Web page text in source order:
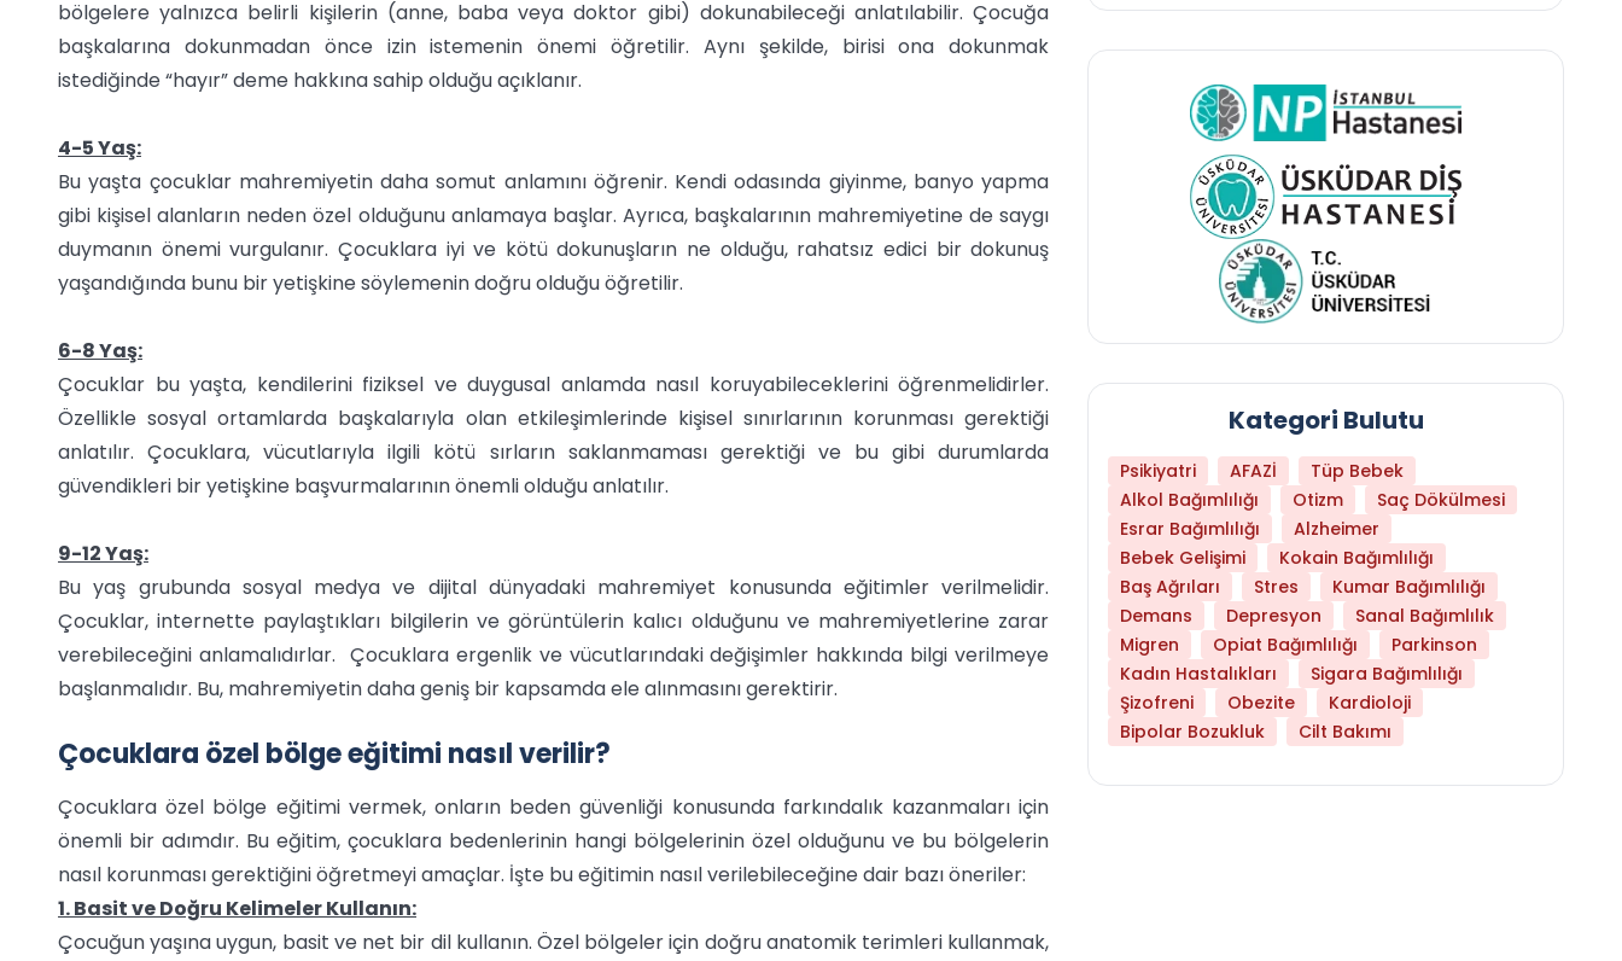
bölgelere yalnızca belirli kişilerin (anne, baba veya doktor gibi) dokunabileceği anlatılabilir. Çocuğa
başkalarına dokunmadan önce izin istemenin önemi öğretilir. Aynı şekilde, birisi ona dokunmak
istediğinde “hayır” deme hakkına sahip olduğu açıklanır.
4-5 Yaş:
Bu yaşta çocuklar mahremiyetin daha somut anlamını öğrenir. Kendi odasında giyinme, banyo yapma
gibi kişisel alanların neden özel olduğunu anlamaya başlar. Ayrıca, başkalarının mahremiyetine de saygı
duymanın önemi vurgulanır. Çocuklara iyi ve kötü dokunuşların ne olduğu, rahatsız edici bir dokunuş
yaşandığında bunu bir yetişkine söylemenin doğru olduğu öğretilir.
6-8 Yaş:
Çocuklar bu yaşta, kendilerini fiziksel ve duygusal anlamda nasıl koruyabileceklerini öğrenmelidirler.
Özellikle sosyal ortamlarda başkalarıyla olan etkileşimlerinde kişisel sınırlarının korunması gerektiği
anlatılır. Çocuklara, vücutlarıyla ilgili kötü sırların saklanmaması gerektiği ve bu gibi durumlarda
güvendikleri bir yetişkine başvurmalarının önemli olduğu anlatılır.
9-12 Yaş:
Bu yaş grubunda sosyal medya ve dijital dünyadaki mahremiyet konusunda eğitimler verilmelidir.
Çocuklar, internette paylaştıkları bilgilerin ve görüntülerin kalıcı olduğunu ve mahremiyetlerine zarar
verebileceğini anlamalıdırlar. Çocuklara ergenlik ve vücutlarındaki değişimler hakkında bilgi verilmeye
başlanmalıdır. Bu, mahremiyetin daha geniş bir kapsamda ele alınmasını gerektirir.
Çocuklara özel bölge eğitimi nasıl verilir?
Çocuklara özel bölge eğitimi vermek, onların beden güvenliği konusunda farkındalık kazanmaları için
önemli bir adımdır. Bu eğitim, çocuklara bedenlerinin hangi bölgelerinin özel olduğunu ve bu bölgelerin
nasıl korunması gerektiğini öğretmeyi amaçlar. İşte bu eğitimin nasıl verilebileceğine dair bazı öneriler:
1. Basit ve Doğru Kelimeler Kullanın:
Çocuğun yaşına uygun, basit ve net bir dil kullanın. Özel bölgeler için doğru anatomik terimleri kullanmak,
Kategori Bulutu
Psikiyatri AFAZİ
Tüp Bebek
Alkol Bağımlılığı
Otizm
Saç Dökülmesi
Esrar Bağımlılığı
Alzheimer
Bebek Gelişimi
Kokain Bağımlılığı
Baş Ağrıları
Stres
Kumar Bağımlılığı
Demans
Depresyon
Sanal Bağımlılık
Migren
Opiat Bağımlılığı
Parkinson
Kadın Hastalıkları
Sigara Bağımlılığı
Şizofreni
Obezite
Kardioloji
Bipolar Bozukluk
Cilt Bakımı